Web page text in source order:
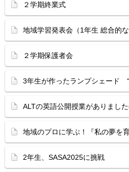
２学期終業式
地域学習発表会（1年生 総合的な
２学期保護者会
3年生が作ったランプシェード
ALTの英語公開授業がありまし
地域のプロに学ぶ！『私の夢を
2年生、SASA2025に挑戦